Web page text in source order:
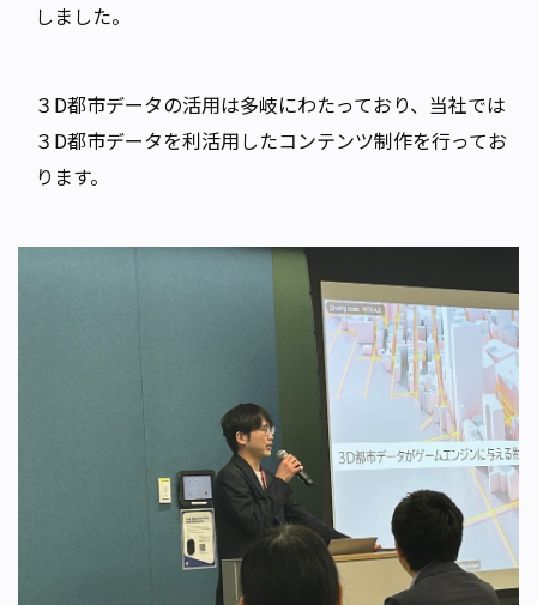
しました。
３D都市データの活用は多岐にわたっており、当社では
３D都市データを利活用したコンテンツ制作を行ってお
ります。